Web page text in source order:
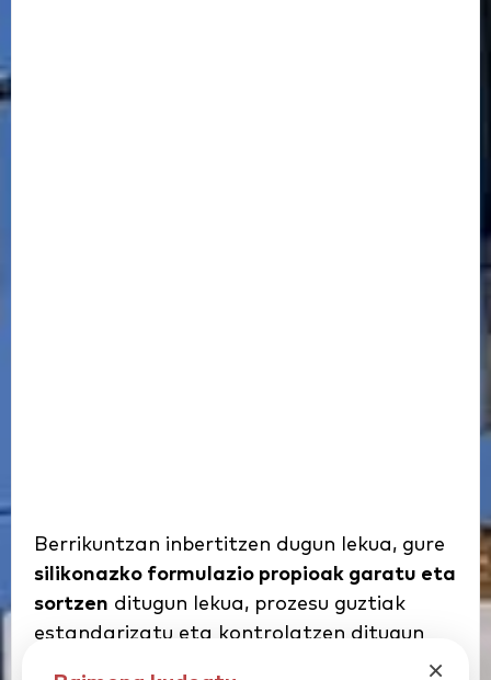
Berrikuntzan inbertitzen dugun lekua, gure
silikonazko formulazio propioak garatu eta
sortzen ditugun lekua, prozesu guztiak
estandarizatu eta kontrolatzen ditugun
×